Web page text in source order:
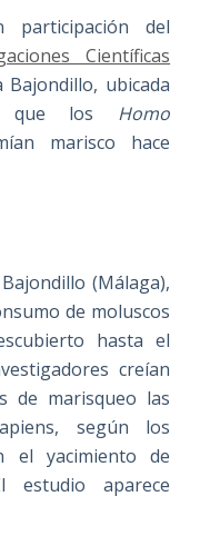
participación del
Científicas
Bajondillo, ubicada
que los Homo
marisco hace
(Málaga),
de moluscos
hasta el
creían
de marisqueo las
según los
el yacimiento de
estudio aparece